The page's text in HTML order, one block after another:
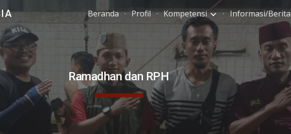
Skip to main content Skip to navigation
Beranda Profil Kompetensi Informasi/Berita
Ramadhan dan RPH